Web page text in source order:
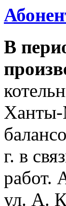
В
Ханты-
г. в
работ.
ул. А.